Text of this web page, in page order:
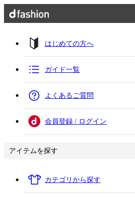
はじめての方へ
ガイド一覧
よくあるご質問
会員登録 / ログイン
アイテムを探す
カテゴリから探す